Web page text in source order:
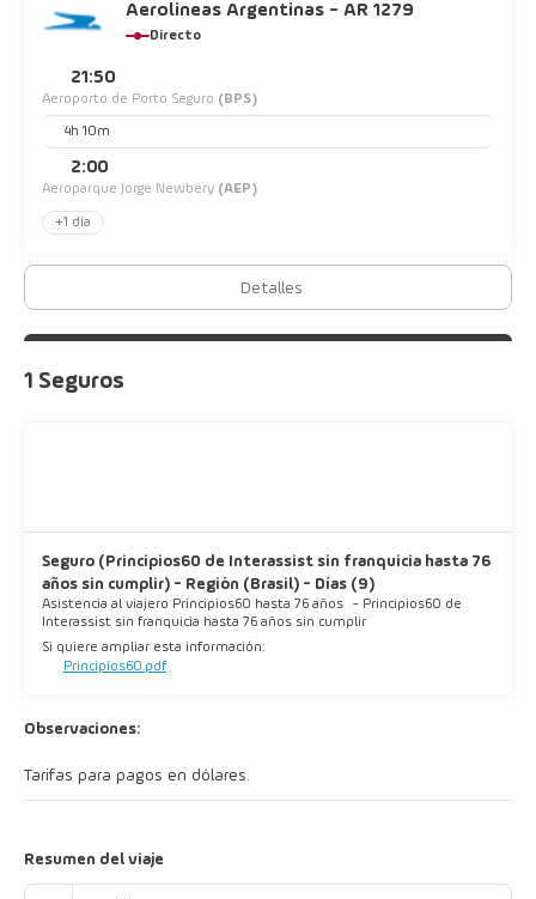
Aerolineas Argentinas - AR 1279
Directo
21:50
Aeroporto de Porto Seguro (BPS)
4h 10m
2:00
Aeroparque Jorge Newbery (AEP)
+1 día
Detalles
1 Seguros
Seguro (Principios60 de Interassist sin franquicia hasta 76
años sin cumplir) - Región (Brasil) - Días (9)
Asistencia al viajero Principios60 hasta 76 años - Principios60 de
Interassist sin franquicia hasta 76 años sin cumplir
Si quiere ampliar esta información:
Principios60.pdf
Observaciones:
Tarifas para pagos en dólares.
Resumen del viaje